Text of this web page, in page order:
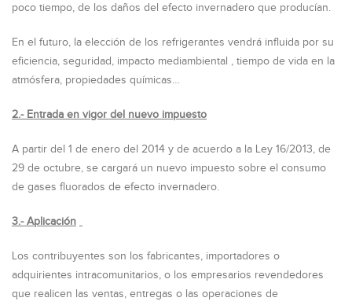
poco tiempo, de los daños del efecto invernadero que producían.
En el futuro, la elección de los refrigerantes vendrá influida por su
eficiencia, seguridad, impacto mediambiental , tiempo de vida en la
atmósfera, propiedades químicas…
2.- Entrada en vigor del nuevo impuesto
A partir del 1 de enero del 2014 y de acuerdo a la Ley 16/2013, de
29 de octubre, se cargará un nuevo impuesto sobre el consumo
de gases fluorados de efecto invernadero.
3.- Aplicación
Los contribuyentes son los fabricantes, importadores o
adquirientes intracomunitarios, o los empresarios revendedores
que realicen las ventas, entregas o las operaciones de